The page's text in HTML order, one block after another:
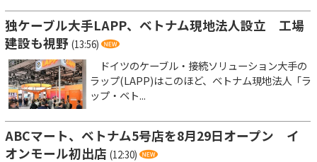
独ケーブル大手LAPP、ベトナム現地法人設立 工場
建設も視野 (13:56)
ドイツのケーブル・接続ソリューション大手の
ラップ(LAPP)はこのほど、ベトナム現地法人「ラ
ップ・ベト...
ABCマート、ベトナム5号店を8月29日オープン イ
オンモール初出店 (12:30)